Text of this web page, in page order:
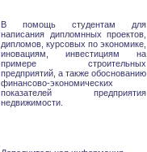
В помощь студентам для
написания дипломнных проектов,
дипломов, курсовых по экономике,
иновациям, инвестициям на
примере строительных
предприятий, а также обоснованию
финансово-экономических
показателей предприятия
недвижимости.